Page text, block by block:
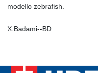
modello zebrafish.
X.Badami--BD